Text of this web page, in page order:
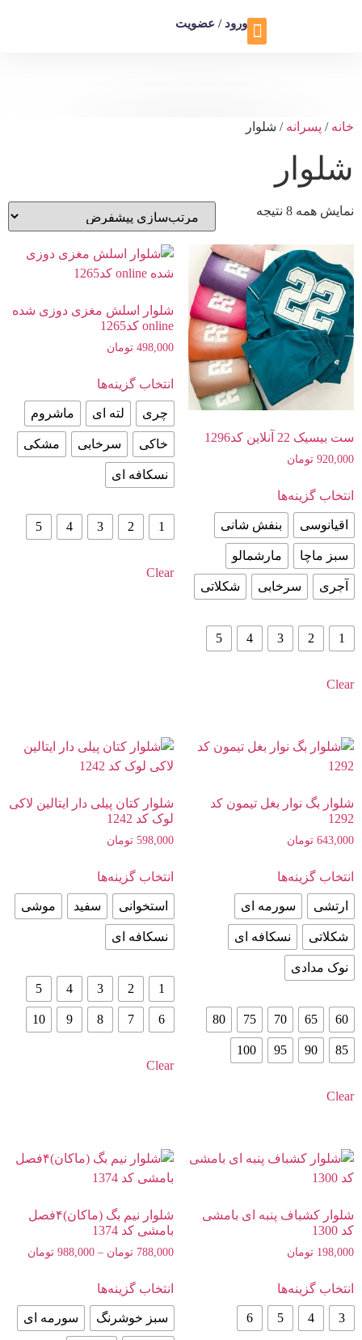
ورود / عضویت
خانه/ پسرانه/ شلوار
شلوار
نمایش همه 8 نتیجه
ست بیسیک 22 آنلاین کد1296
920,000 تومان
انتخاب گزینه‌ها
اقیانوسی بنفش شانی
سبز ماچا مارشمالو
آجری سرخابی شکلاتی
1
2
3
4
5
Clear
شلوار اسلش مغزی دوزی شده
online کد1265
498,000 تومان
انتخاب گزینه‌ها
چری لته ای ماشروم
خاکی سرخابی مشکی
نسکافه ای
1
2
3
4
5
Clear
شلوار بگ نوار بغل تیمون کد
1292
643,000 تومان
انتخاب گزینه‌ها
ارتشی سورمه ای
شکلاتی نسکافه ای
نوک مدادی
60
65
70
75
80
85
90
95
100
Clear
شلوار کتان پیلی دار ایتالین لاکی
لوک کد 1242
598,000 تومان
انتخاب گزینه‌ها
استخوانی سفید موشی
نسکافه ای
1
2
3
4
5
6
7
8
9
10
Clear
شلوار کشباف پنبه ای بامشی
کد 1300
198,000 تومان
انتخاب گزینه‌ها
3
4
5
6
شلوار نیم بگ (ماکان)۴فصل
بامشی کد 1374
788,000 تومان –
988,000 تومان
انتخاب گزینه‌ها
سبز خوشرنگ سورمه ای